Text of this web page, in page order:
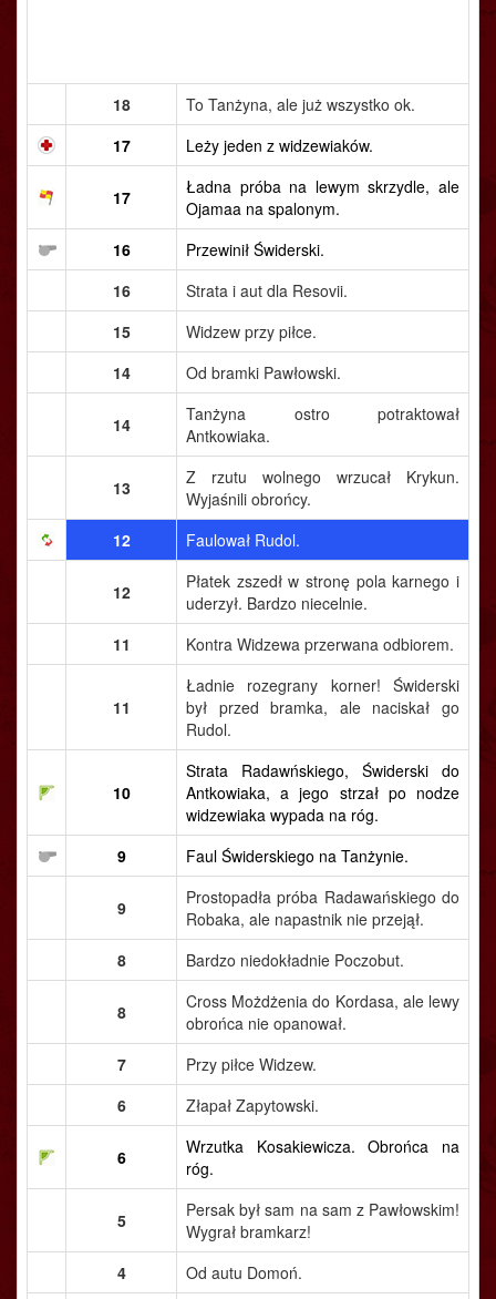
18
To Tanżyna, ale już wszystko ok.
17
Leży jeden z widzewiaków.
17
Ładna próba na lewym skrzydle, ale
Ojamaa na spalonym.
16
Przewinił Świderski.
16
Strata i aut dla Resovii.
15
Widzew przy piłce.
14
Od bramki Pawłowski.
14
Tanżyna ostro potraktował
Antkowiaka.
13
Z rzutu wolnego wrzucał Krykun.
Wyjaśnili obrońcy.
12
Faulował Rudol.
12
Płatek zszedł w stronę pola karnego i
uderzył. Bardzo niecelnie.
11
Kontra Widzewa przerwana odbiorem.
11
Ładnie rozegrany korner! Świderski
był przed bramka, ale naciskał go
Rudol.
10
Strata Radawńskiego, Świderski do
Antkowiaka, a jego strzał po nodze
widzewiaka wypada na róg.
9
Faul Świderskiego na Tanżynie.
9
Prostopadła próba Radawańskiego do
Robaka, ale napastnik nie przejął.
8
Bardzo niedokładnie Poczobut.
8
Cross Możdżenia do Kordasa, ale lewy
obrońca nie opanował.
7
Przy piłce Widzew.
6
Złapał Zapytowski.
6
Wrzutka Kosakiewicza. Obrońca na
róg.
5
Persak był sam na sam z Pawłowskim!
Wygrał bramkarz!
4
Od autu Domoń.